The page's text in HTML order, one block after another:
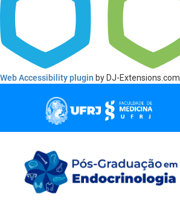
Web Accessibility plugin by DJ-Extensions.com